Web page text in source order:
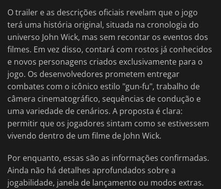
O trailer e as descrições oficiais revelam que o jogo
terá uma história original, situada na cronologia do
universo John Wick, mas sem recontar os eventos dos
filmes. Em vez disso, contará com rostos já conhecidos
e novos personagens criados exclusivamente para o
jogo. Os desenvolvedores prometem entregar
combates com o icônico estilo "gun-fu", trabalho de
câmera cinematográfico, sequências de condução e
uma variedade de cenários. A proposta é clara:
permitir que os jogadores sintam como se estivessem
vivendo dentro de um filme de John Wick.
Por enquanto, essas são as informações confirmadas.
Ainda não há detalhes aprofundados sobre a
jogabilidade, janela de lançamento ou modos extras.